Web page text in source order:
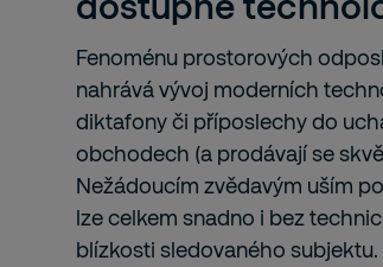
Fenoménu prostorových
nahrává vývoj moderních
diktafony či příposlechy do
obchodech (a prodávají se
Nežádoucím zvědavým uším
lze celkem snadno i bez
blízkosti sledovaného